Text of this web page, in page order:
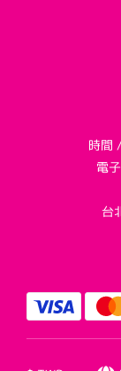
時間
電
台